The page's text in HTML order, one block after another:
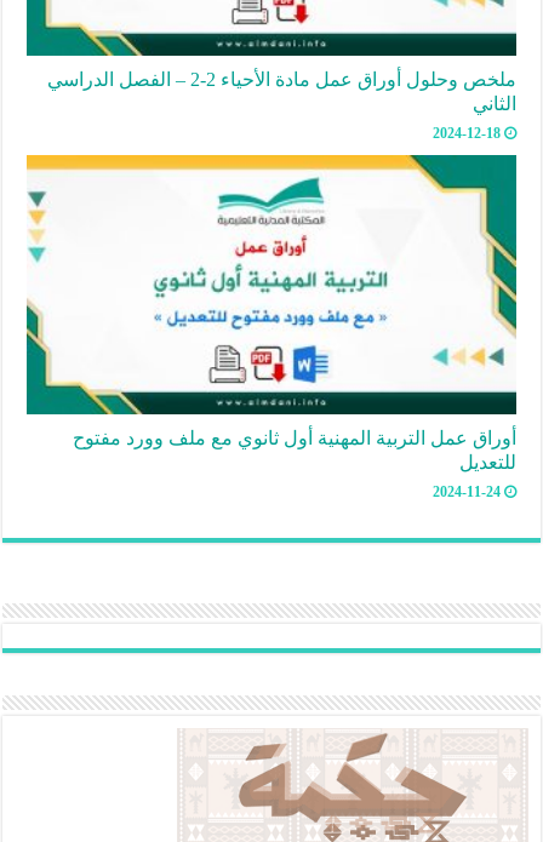
ملخص وحلول أوراق عمل مادة الأحياء 2-2 – الفصل الدراسي
الثاني
2024-12-18
أوراق عمل التربية المهنية أول ثانوي مع ملف وورد مفتوح
للتعديل
2024-11-24